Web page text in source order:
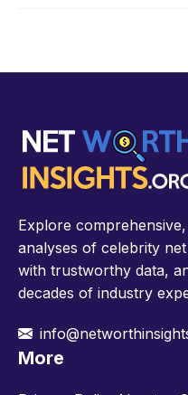
Explore
analyses of celebrity
with trustworthy data,
decades of industry
More